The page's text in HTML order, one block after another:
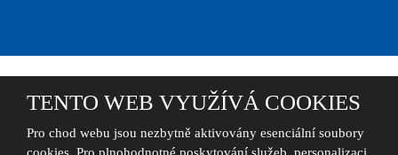
© 2026, S I M A T , akciová společnost - všechna práva vyhrazena
TENTO WEB VYUŽÍVÁ COOKIES
Pro chod webu jsou nezbytně aktivovány esenciální soubory